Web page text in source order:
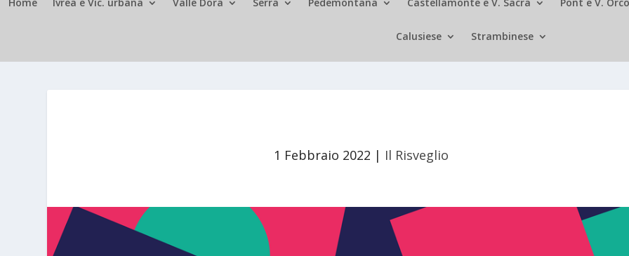
Home Ivrea e Vic. urbana Valle Dora Serra Pedemontana Castellamonte e V. Sacra Pont e V.
Calusiese Strambinese
1 Febbraio 2022 | Il Risveglio